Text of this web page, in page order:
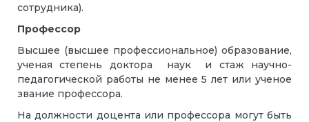
сотрудника).
Профессор
Высшее (высшее профессиональное) образование,
ученая степень доктора наук и стаж научно-
педагогической работы не менее 5 лет или ученое
звание профессора.
На должности доцента или профессора могут быть